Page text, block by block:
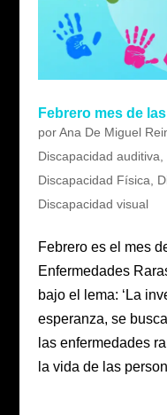
Febrero mes de
porAna De Miguel
Discapacidad auditiva
Discapacidad Física
Discapacidad visual
Febrero es el mes
Enfermedades
bajo el lema: ‘La
esperanza, se
las enfermedades
la vida de las